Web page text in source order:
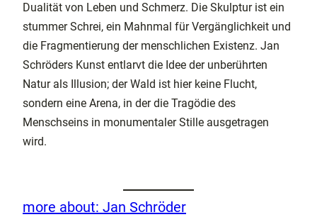
Dualität von Leben und Schmerz. Die Skulptur ist ein
stummer Schrei, ein Mahnmal für Vergänglichkeit und
die Fragmentierung der menschlichen Existenz. Jan
Schröders Kunst entlarvt die Idee der unberührten
Natur als Illusion; der Wald ist hier keine Flucht,
sondern eine Arena, in der die Tragödie des
Menschseins in monumentaler Stille ausgetragen
wird.
more about: Jan Schröder